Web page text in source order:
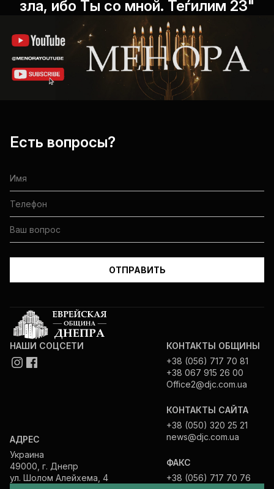
зла, ибо Ты со мной. Теѓилим 23"
Есть вопросы?
НАШИ СОЦСЕТИ
АДРЕС
Украина
49000, г. Днепр
ул. Шолом Алейхема, 4
КОНТАКТЫ ОБЩИНЫ
+38 (056) 717 70 81
+38 067 915 26 00
Office2@djc.com.ua
КОНТАКТЫ САЙТА
+38 (050) 320 25 21
news@djc.com.ua
ФАКС
+38 (056) 717 70 76